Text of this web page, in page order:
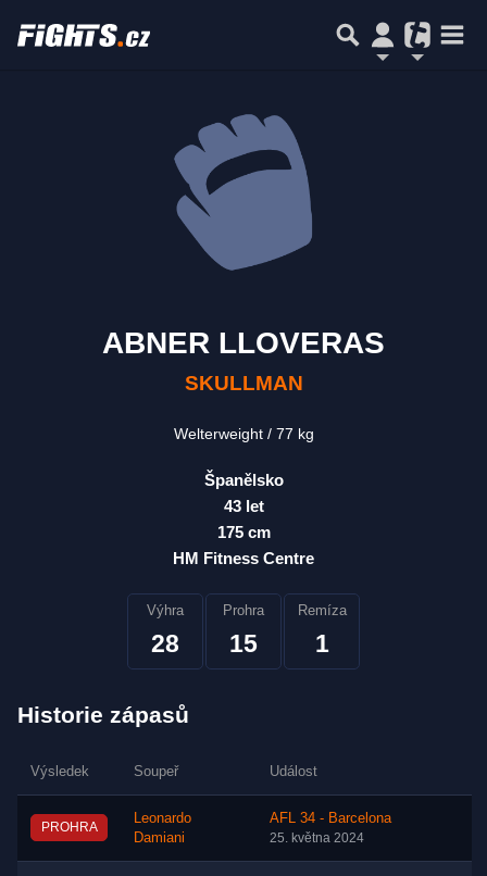
ABNER LLOVERAS
SKULLMAN
Welterweight 77 kg
Španělsko
43 let
175 cm
HM Fitness Centre
Výhra
28
Prohra
15
Remíza
1
Historie zápasů
Výsledek Soupeř Událost
PROHRA
Leonardo
Damiani
AFL 34 - Barcelona
25. května 2024